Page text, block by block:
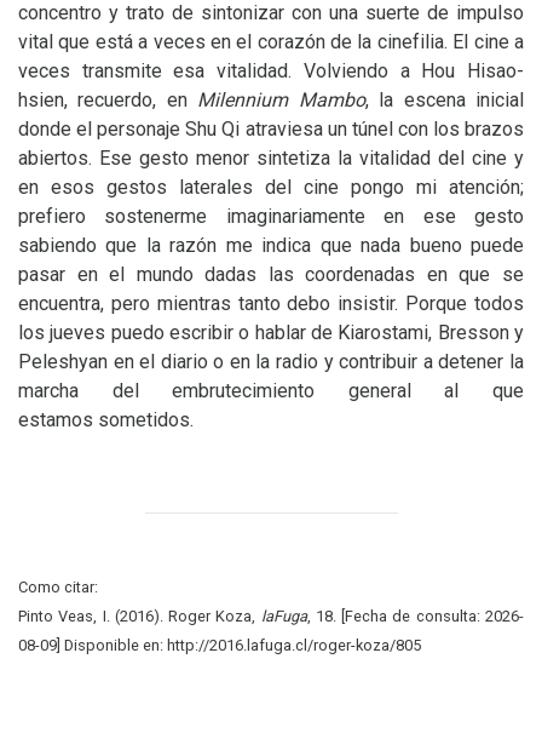
concentro y trato de sintonizar con una suerte de impulso
vital que está a veces en el corazón de la cinefilia. El cine a
veces transmite esa vitalidad. Volviendo a Hou Hisao-
hsien, recuerdo, en Milennium Mambo, la escena inicial
donde el personaje Shu Qi atraviesa un túnel con los brazos
abiertos. Ese gesto menor sintetiza la vitalidad del cine y
en esos gestos laterales del cine pongo mi atención;
prefiero sostenerme imaginariamente en ese gesto
sabiendo que la razón me indica que nada bueno puede
pasar en el mundo dadas las coordenadas en que se
encuentra, pero mientras tanto debo insistir. Porque todos
los jueves puedo escribir o hablar de Kiarostami, Bresson y
Peleshyan en el diario o en la radio y contribuir a detener la
marcha del embrutecimiento general al que
estamos sometidos.
Como citar:
Pinto Veas, I. (2016). Roger Koza, laFuga, 18. [Fecha de consulta: 2026-
08-09] Disponible en: http://2016.lafuga.cl/roger-koza/805